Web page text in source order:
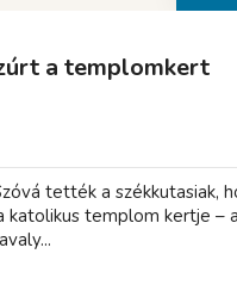
a templomkert
tették a székkutasiak,
katolikus templom kertje – a